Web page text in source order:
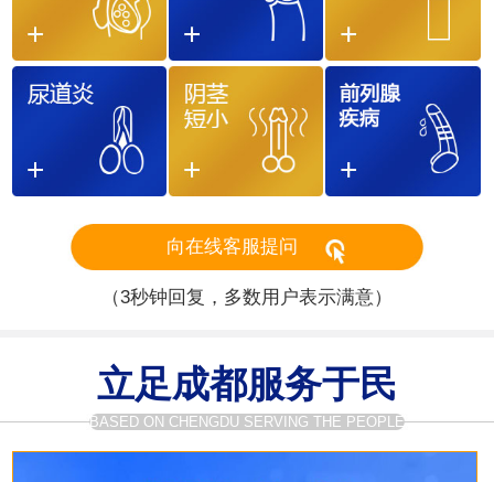
向在线客服提问
（3秒钟回复，多数用户表示满意）
立足成都服务于民
BASED ON CHENGDU SERVING THE PEOPLE